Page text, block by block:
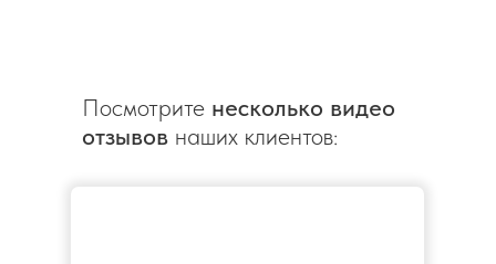
Посмотрите несколько видео
отзывов наших клиентов: